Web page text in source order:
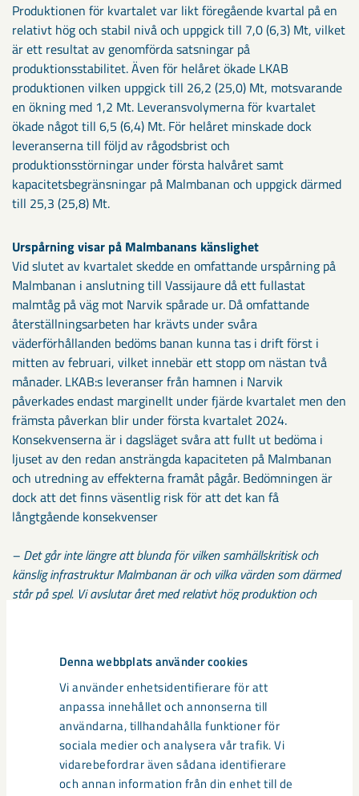
Denna webbplats använder cookies
Vi använder enhetsidentifierare för att
anpassa innehållet och annonserna till
användarna, tillhandahålla funktioner för
sociala medier och analysera vår trafik. Vi
vidarebefordrar även sådana identifierare
och annan information från din enhet till de
Produktionen för kvartalet var likt föregående kvartal på en
relativt hög och stabil nivå och uppgick till 7,0 (6,3) Mt, vilket
är ett resultat av genomförda satsningar på
produktionsstabilitet. Även för helåret ökade LKAB
produktionen vilken uppgick till 26,2 (25,0) Mt, motsvarande
en ökning med 1,2 Mt. Leveransvolymerna för kvartalet
ökade något till 6,5 (6,4) Mt. För helåret minskade dock
leveranserna till följd av rågodsbrist och
produktionsstörningar under första halvåret samt
kapacitetsbegränsningar på Malmbanan och uppgick därmed
till 25,3 (25,8) Mt.
Urspårning visar på Malmbanans känslighet
Vid slutet av kvartalet skedde en omfattande urspårning på
Malmbanan i anslutning till Vassijaure då ett fullastat
malmtåg på väg mot Narvik spårade ur. Då omfattande
återställningsarbeten har krävts under svåra
väderförhållanden bedöms banan kunna tas i drift först i
mitten av februari, vilket innebär ett stopp om nästan två
månader. LKAB:s leveranser från hamnen i Narvik
påverkades endast marginellt under fjärde kvartalet men den
främsta påverkan blir under första kvartalet 2024.
Konsekvenserna är i dagsläget svåra att fullt ut bedöma i
ljuset av den redan ansträngda kapaciteten på Malmbanan
och utredning av effekterna framåt pågår. Bedömningen är
dock att det finns väsentlig risk för att det kan få
långtgående konsekvenser
– Det går inte längre att blunda för vilken samhällskritisk och
känslig infrastruktur Malmbanan är och vilka värden som därmed
står på spel. Vi avslutar året med relativt hög produktion och
Jan Moström, vd och koncernchef LKAB.
Niklas Johansson, kommunikationsdirektör LKAB.
Tel: +46 (0)10-144 52 19. E-post:
niklas1.johansson@lkab.com